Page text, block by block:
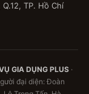
TP. Hồ Chí
GIA DỤNG PLUS ·
đại diện: Đoàn